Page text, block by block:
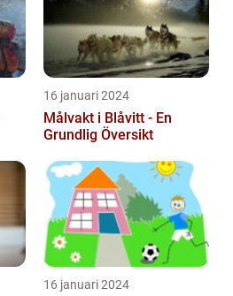
16 januari 2024
Målvakt i Blåvitt - En
Grundlig Översikt
16 januari 2024